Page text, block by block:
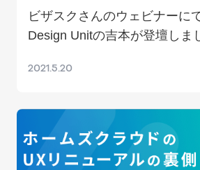
ビザスクさんのウェビナーに
Design Unitの吉本が登壇しま
2021.5.20